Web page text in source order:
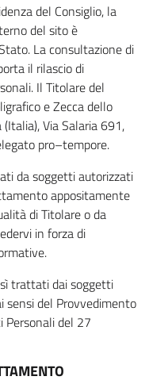
del Consiglio, la
del sito è
La consultazione di
il rilascio di
Il Titolare del
e Zecca dello
Via Salaria 691,
pro–tempore.
da soggetti autorizzati
appositamente
di Titolare o da
in forza di
trattati dai soggetti
sensi del Provvedimento
Personali del 27